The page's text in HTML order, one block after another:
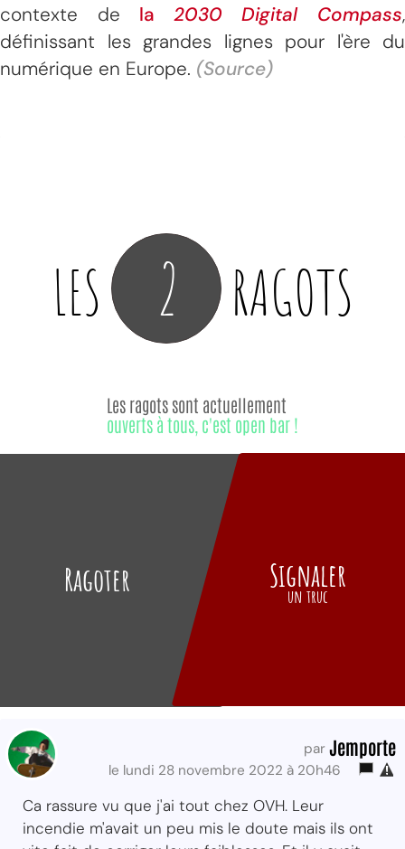
contexte de la 2030 Digital Compass,
définissant les grandes lignes pour l'ère du
numérique en Europe. (Source)
LES 2 RAGOTS
Ragoter
Les ragots sont actuellement
ouverts à tous, c'est open bar !
Signaler
un truc
par Jemporte
le lundi 28 novembre 2022 à 20h46
Ca rassure vu que j'ai tout chez OVH. Leur
incendie m'avait un peu mis le doute mais ils ont